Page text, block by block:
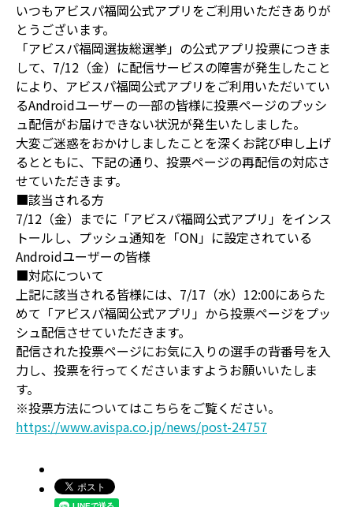
いつもアビスパ福岡公式アプリをご利用いただきありが
とうございます。
「アビスパ福岡選抜総選挙」の公式アプリ投票につきま
して、7/12（金）に配信サービスの障害が発生したこと
により、アビスパ福岡公式アプリをご利用いただいてい
るAndroidユーザーの一部の皆様に投票ページのプッシ
ュ配信がお届けできない状況が発生いたしました。
大変ご迷惑をおかけしましたことを深くお詫び申し上げ
るとともに、下記の通り、投票ページの再配信の対応さ
せていただきます。
■該当される方
7/12（金）までに「アビスパ福岡公式アプリ」をインス
トールし、プッシュ通知を「ON」に設定されている
Androidユーザーの皆様
■対応について
上記に該当される皆様には、7/17（水）12:00にあらた
めて「アビスパ福岡公式アプリ」から投票ページをプッ
シュ配信させていただきます。
配信された投票ページにお気に入りの選手の背番号を入
力し、投票を行ってくださいますようお願いいたしま
す。
※投票方法についてはこちらをご覧ください。
https://www.avispa.co.jp/news/post-24757